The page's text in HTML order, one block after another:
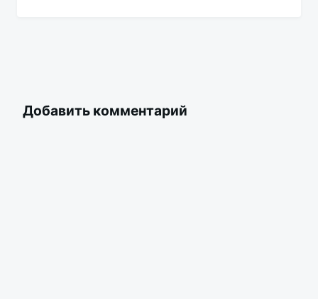
Добавить комментарий